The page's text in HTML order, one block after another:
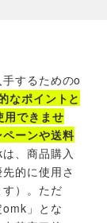
するためのo
なポイントと
できませ
ーンや送料
、商品購入
的に使用さ
）。ただ
」とな